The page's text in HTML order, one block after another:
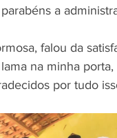
a
falou da
na minha
por tudo